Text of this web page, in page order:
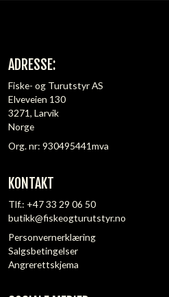
ADRESSE:
Fiske- og Turutstyr AS
Elveveien 130
3271, Larvik
Norge
Org. nr: 930495441mva
KONTAKT
Tlf.: +47 33 29 06 50
butikk@fiskeogturutstyr.no
Personvernerklæring
Salgsbetingelser
Angrerettskjema